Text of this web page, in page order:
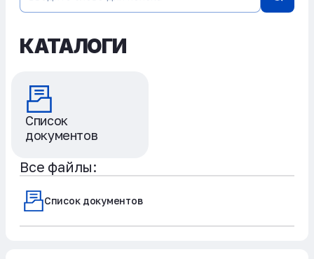
КАТАЛОГИ
Список
документов
Все файлы:
Список документов